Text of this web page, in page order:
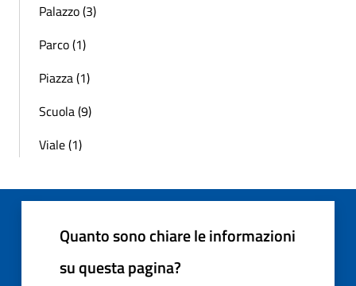
Palazzo (3)
Parco (1)
Piazza (1)
Scuola (9)
Viale (1)
Quanto sono chiare le informazioni
su questa pagina?